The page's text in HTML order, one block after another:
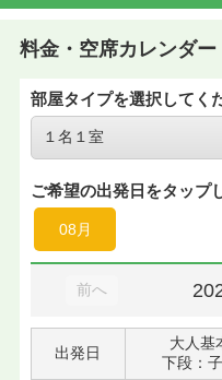
料金・空席カレンダー
部屋タイプを選択してく
ご希望の出発日をタップ
08月
前へ
出発日
大人基
下段：